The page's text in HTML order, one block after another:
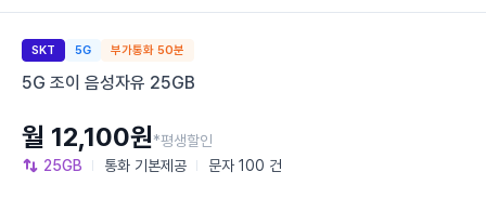
SKT 5G 부가통화 50분
5G 조이 음성자유 25GB
25GB 통화 기본제공 문자 100 건
월 12,100원*평생할인